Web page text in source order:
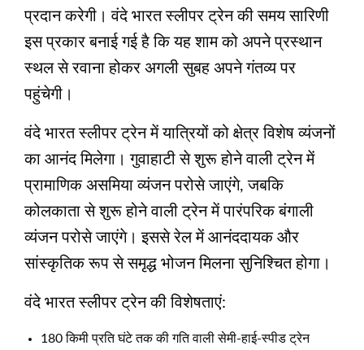
प्रदान करेगी। वंदे भारत स्लीपर ट्रेन की समय सारिणी
इस प्रकार बनाई गई है कि यह शाम को अपने प्रस्थान
स्थल से रवाना होकर अगली सुबह अपने गंतव्य पर
पहुंचेगी।
वंदे भारत स्लीपर ट्रेन में यात्रियों को क्षेत्र विशेष व्यंजनों
का आनंद मिलेगा। गुवाहाटी से शुरू होने वाली ट्रेन में
प्रामाणिक असमिया व्यंजन परोसे जाएंगे, जबकि
कोलकाता से शुरू होने वाली ट्रेन में पारंपरिक बंगाली
व्यंजन परोसे जाएंगे। इससे रेल में आनंददायक और
सांस्कृतिक रूप से समृद्ध भोजन मिलना सुनिश्चित होगा।
वंदे भारत स्लीपर ट्रेन की विशेषताएं:
180 किमी प्रति घंटे तक की गति वाली सेमी-हाई-स्पीड ट्रेन